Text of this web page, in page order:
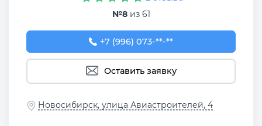
№8из 61
+7 (996) 073-00-25
+7 (996) 073-**-**
Оставить заявку
Новосибирск, улица Авиастроителей, 4